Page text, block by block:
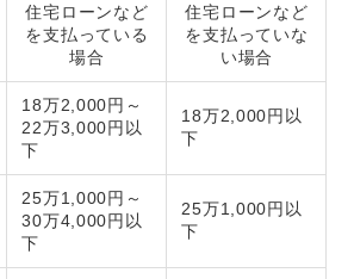
住宅ローンなど
を支払っている
場合
住宅ローンなど
を支払っていな
い場合
18万2,000円～
22万3,000円以
下
18万2,000円以
下
25万1,000円～
30万4,000円以
下
25万1,000円以
下